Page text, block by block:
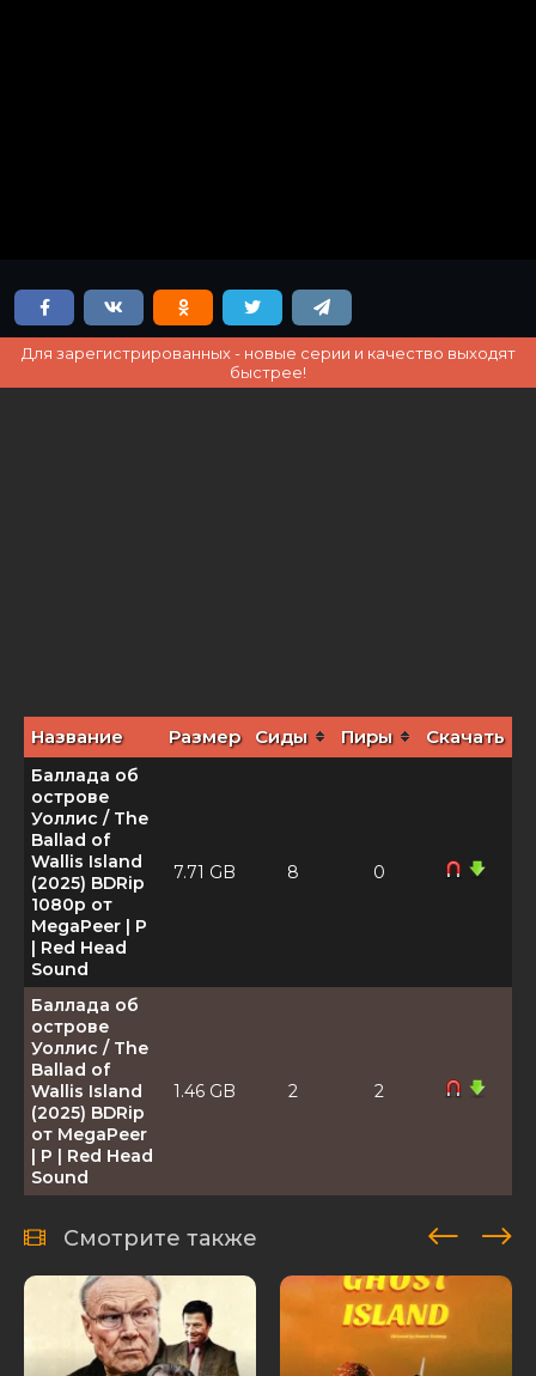
Для зарегистрированных - новые серии и качество выходят
быстрее!
Название Размер Сиды Пиры Скачать
Баллада об
острове
Уоллис / The
Ballad of
Wallis Island
(2025) BDRip
1080p от
MegaPeer | P
| Red Head
Sound
7.71 GB 8 0
Баллада об
острове
Уоллис / The
Ballad of
Wallis Island
(2025) BDRip
от MegaPeer
| P | Red Head
Sound
1.46 GB 2 2
острове
Уоллис / The
Ballad of
Wallis Island
(2025) BDRip
[H.264/1080p]
[MVO]
0
Смотрите также